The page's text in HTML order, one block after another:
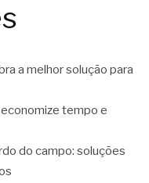
a melhor solução para
tempo e
do campo: soluções